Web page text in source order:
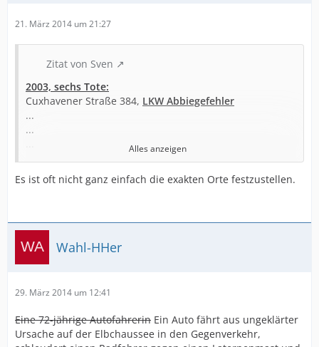
21. März 2014 um 21:27
Zitat von Sven
2003, sechs Tote:
Cuxhavener Straße 384, LKW Abbiegefehler
...
...
...
2004, vier Tote:
Barmwisch/Tunierstieg, PKW, Vorfahrt (Verkehrszeichen)
Diekmoorweg/Eberhofweg, PKW Zu hohe
2005, sieben Tote:
Isfeldstraße/Osdorfer Landstraße,
Hamburger Straße 41 Verletzung Rechtsfahrgebot durch
Radfahrer
Holstenwall / Peterstraße, Bus Vorfahrt (Regelung durch
Alles anzeigen
Es ist oft nicht ganz einfach die exakten Orte festzustellen.
Wahl-HHer
29. März 2014 um 12:41
Eine 72-jährige Autofahrerin Ein Auto fährt aus ungeklärter
Ursache auf der Elbchaussee in den Gegenverkehr,